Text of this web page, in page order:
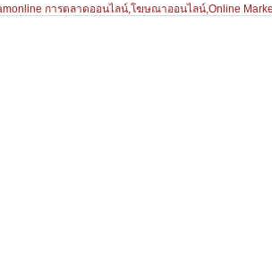
การตลาดออนไลน์,โฆษณาออนไลน์,Online